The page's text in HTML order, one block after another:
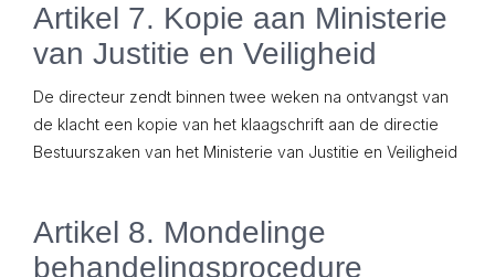
Artikel 7. Kopie aan Ministerie
van Justitie en Veiligheid
De directeur zendt binnen twee weken na ontvangst van
de klacht een kopie van het klaagschrift aan de directie
Bestuurszaken van het Ministerie van Justitie en Veiligheid
Artikel 8. Mondelinge
behandelingsprocedure